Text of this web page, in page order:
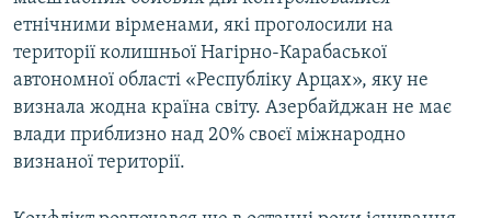
етнічними вірменами, які проголосили на
території колишньої Нагірно-Карабаської
автономної області «Республіку Арцах», яку не
визнала жодна країна світу. Азербайджан не має
влади приблизно над 20% своєї міжнародно
визнаної території.